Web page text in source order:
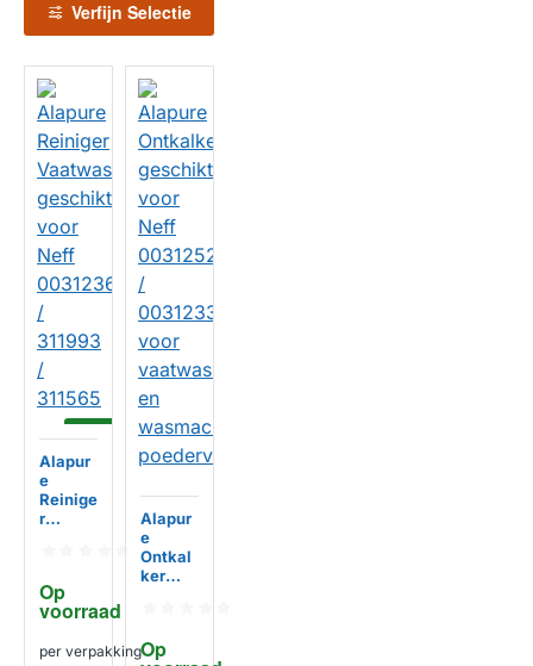
Verfijn Selectie
Op
voorraad
Alapur
e
Reinige
r
kt voor
Neff
61 /
per verpakkingOp
Alapur
e
Ontkal
ker
003125